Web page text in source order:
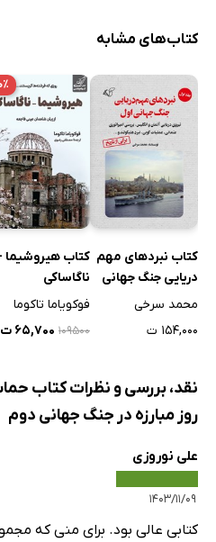
کتاب‌های مشابه
کتاب نبردهای مهم
دریایی جنگ جهانی
اول - جلد اول
محمد سرخی
۱۵۴,۰۰۰ ت
کتاب هیروشیما
ناگاساکی
فوکویاما تاکوما
۱۰۹۵۰۰ ۶۵,۷۰۰ ت
روز مبارزه در جنگ جهانی دوم
علی نوروزی
۱۴۰۳/۱۱/۰۹
کتابی عالی بود. برای منی که